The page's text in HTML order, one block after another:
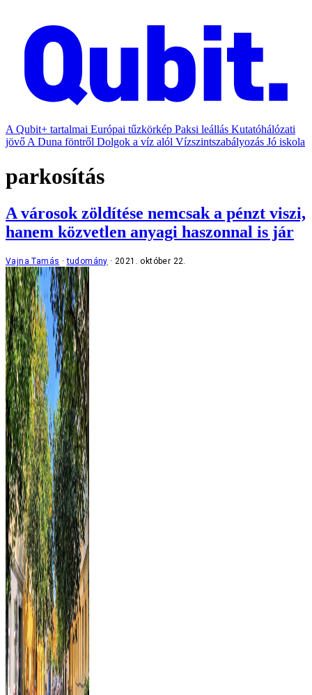
A Qubit+ tartalmai Európai tűzkörkép Paksi leállás Kutatóhálózati
jövő A Duna föntről Dolgok a víz alól Vízszintszabályozás Jó iskola
parkosítás
A városok zöldítése nemcsak a pénzt viszi,
hanem közvetlen anyagi haszonnal is jár
Vajna Tamás tudomány 2021. október 22.